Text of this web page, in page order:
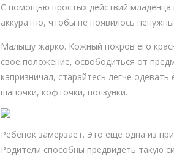
С помощью простых действий младенца
аккуратно, чтобы не появилось
Малышу жарко. Кожный покров его
свое положение, освободиться от
капризничал, старайтесь легче
шапочки, кофточки, ползунки.
Ребенок замерзает. Это еще одна из
Родители способны предвидеть такую